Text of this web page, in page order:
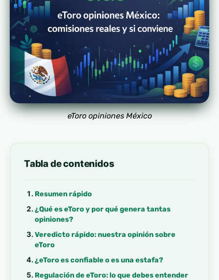
eToro opiniones México
Tabla de contenidos
Resumen rápido
¿Qué es eToro y por qué genera tantas
opiniones?
Veredicto rápido: nuestra opinión sobre
eToro
¿eToro es confiable o es una estafa?
Regulación de eToro: lo que debes entender